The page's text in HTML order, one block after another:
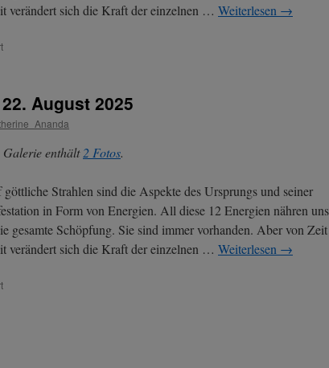
verändert sich die Kraft der einzelnen … Weiterlesen →
für
06.
März
2026
August 2025
Galerie enthält2 Fotos.
Strahlen sind die Aspekte des Ursprungs und seiner
in Form von Energien. All diese 12 Energien nähren uns
gesamte Schöpfung. Sie sind immer vorhanden. Aber von Zeit
verändert sich die Kraft der einzelnen … Weiterlesen →
für